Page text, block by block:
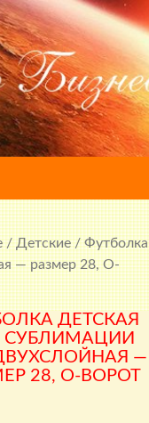
/Детские/ Футболка
— размер 28, О-
ДЕТСКАЯ
СУБЛИМАЦИИ
ДВУХСЛОЙНАЯ —
28, О-ВОРОТ